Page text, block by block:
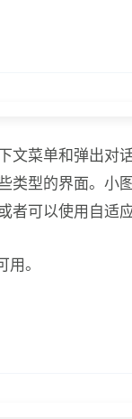
文菜单和弹出对
类型的界面。小
者可以使用自适
用。